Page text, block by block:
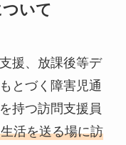
いて
援、放課後等デ
とづく障害児通
持つ訪問支援員
活を送る場に訪